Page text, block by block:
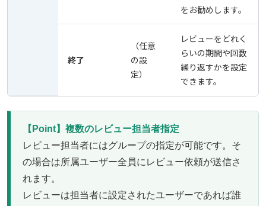
をお勧めします。
終了
（任意
の設
定）
レビューをどれく
らいの期間や回数
繰り返すかを設定
できます。
【Point】複数のレビュー担当者指定
レビュー担当者にはグループの指定が可能です。そ
の場合は所属ユーザー全員にレビュー依頼が送信さ
れます。
レビューは担当者に設定されたユーザーであれば誰